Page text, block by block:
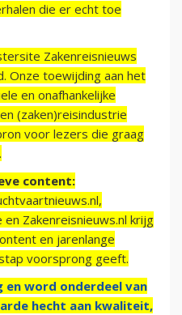
die er echt toe
Zakenreisnieuws
Onze toewijding aan het
en onafhankelijke
(zaken)reisindustrie
voor lezers die graag
content:
Zakenreisnieuws.nl krijg
en jarenlange
voorsprong geeft.
en word onderdeel van
hecht aan kwaliteit,